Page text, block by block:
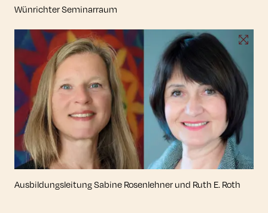
Wünrichter Seminarraum
Ausbildungsleitung Sabine Rosenlehner und Ruth E. Roth